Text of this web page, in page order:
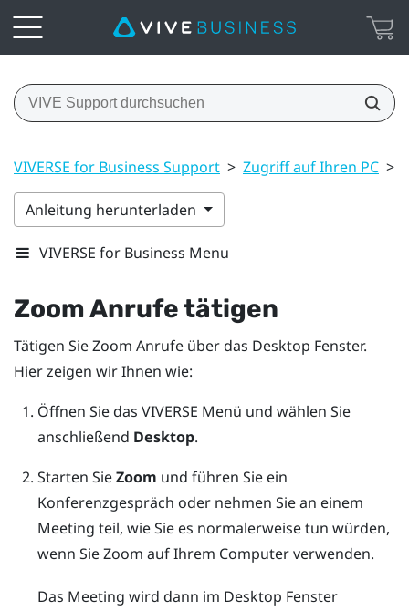
VIVERSE for Business Support > Zugriff auf Ihren PC >
Anleitung herunterladen
VIVERSE for Business Menu
ZoomAnrufe tätigen
Tätigen SieZoom Anrufe über das Desktop Fenster.
Hier zeigen wir Ihnen wie:
Öffnen Sie das VIVERSE Menü und wählen Sie
anschließend Desktop.
Starten SieZoom und führen Sie ein
Konferenzgespräch oder nehmen Sie an einem
Meeting teil, wie Sie es normalerweise tun würden,
wenn SieZoom auf Ihrem Computer verwenden.
Das Meeting wird dann im Desktop Fenster